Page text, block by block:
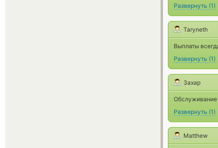
Развернуть (1)
Taryneth
Выплаты
Развернуть (1)
Захар
Обслуживание
Развернуть (1)
Matthew